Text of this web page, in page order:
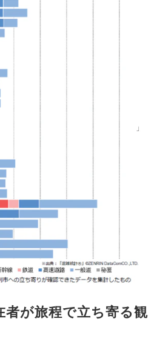
者が旅程で立ち寄る観